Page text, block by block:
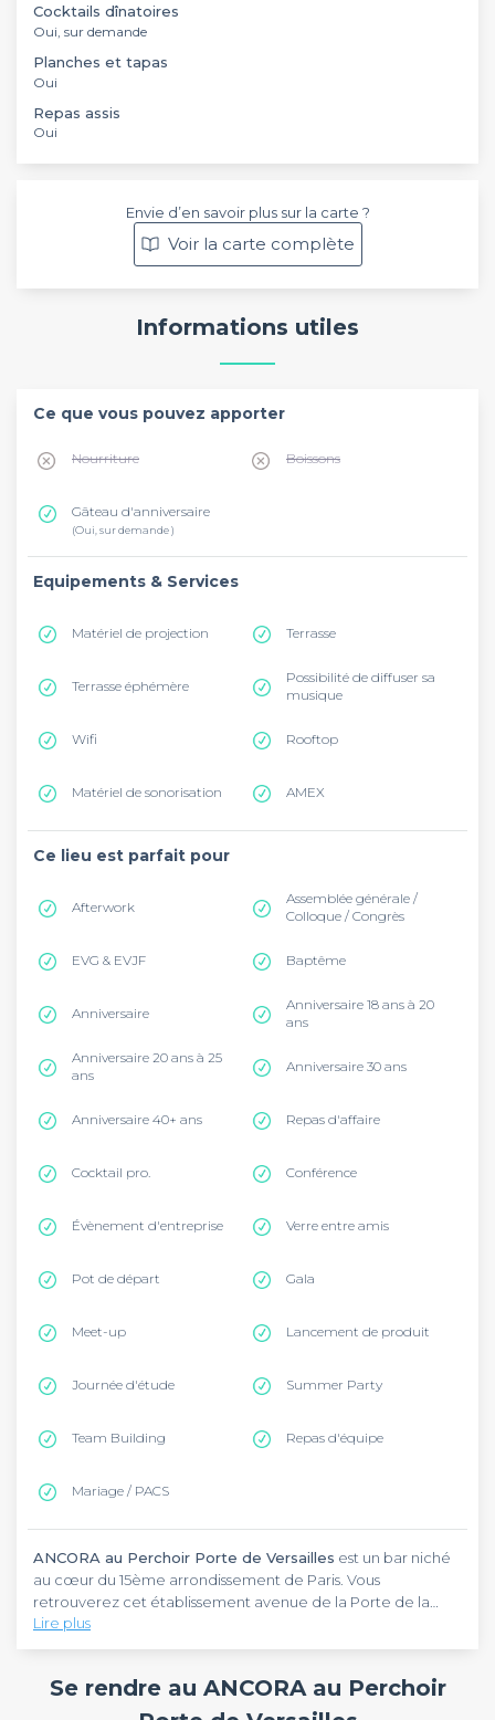
Cocktails dînatoires
Oui, sur demande
Planches et tapas
Oui
Repas assis
Oui
Envie d’en savoir plus sur la carte ?
Voir la carte complète
Informations utiles
Ce que vous pouvez apporter
Nourriture Boissons
Gâteau d'anniversaire
(Oui, sur demande )
Equipements & Services
Matériel de projection Terrasse
Terrasse éphémère
Possibilité de diffuser sa
musique
Wifi Rooftop
Matériel de sonorisation AMEX
Ce lieu est parfait pour
Afterwork
Assemblée générale /
Colloque / Congrès
EVG & EVJF Baptême
Anniversaire
Anniversaire 18 ans à 20
ans
Anniversaire 20 ans à 25
ans
Anniversaire 30 ans
Anniversaire 40+ ans Repas d'affaire
Cocktail pro. Conférence
Évènement d'entreprise Verre entre amis
Pot de départ Gala
Meet-up Lancement de produit
Journée d'étude Summer Party
Team Building Repas d'équipe
Mariage / PACS
ANCORA au Perchoir Porte de Versailles est un bar niché
au cœur du 15ème arrondissement de Paris. Vous
retrouverez cet établissement avenue de la Porte de la
Plaine, dans le quartier de la Porte de Versailles, dynamique
et facilement accessible.
ANCORA au Perchoir Porte de Versaillespropose une
Gianmarco Gorni. Dans un cadre unique entre ciel et ville,
ce bar chaleureux vous accueille toute la semaine avec des
Lire plus
Se rendre au ANCORA au Perchoir